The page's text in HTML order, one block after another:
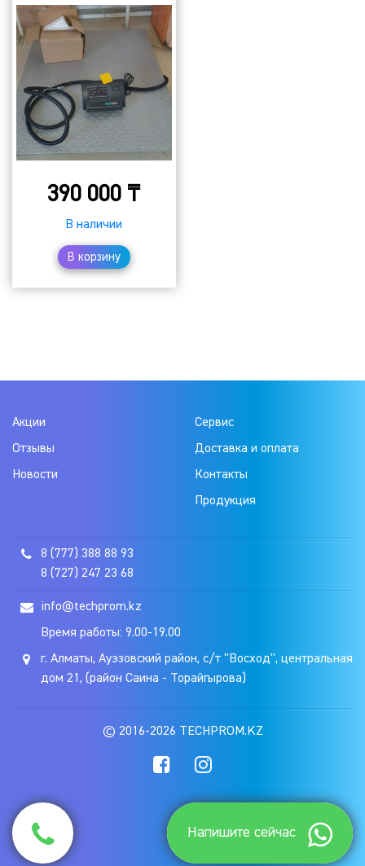
390 000 ₸
В наличии
В корзину
Акции
Отзывы
Новости
Сервис
Доставка и оплата
Контакты
Продукция
8 (777) 388 88 93
8 (727) 247 23 68
info@techprom.kz
Время работы: 9.00-19.00
г. Алматы, Ауэзовский район, с/т "Восход", центральная
дом 21, (район Саина - Торайгырова)
© 2016-2026 TECHPROM.KZ
Напишите сейчас